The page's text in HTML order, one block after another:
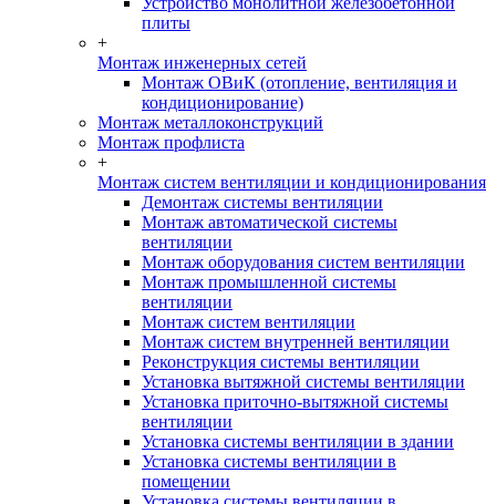
плиты
+
Монтаж инженерных сетей
Монтаж ОВиК (отопление, вентиляция и
кондиционирование)
Монтаж металлоконструкций
Монтаж профлиста
+
Монтаж систем вентиляции и кондиционирования
Демонтаж системы вентиляции
Монтаж автоматической системы
вентиляции
Монтаж оборудования систем вентиляции
Монтаж промышленной системы
вентиляции
Монтаж систем вентиляции
Монтаж систем внутренней вентиляции
Реконструкция системы вентиляции
Установка вытяжной системы вентиляции
Установка приточно-вытяжной системы
вентиляции
Установка системы вентиляции в здании
Установка системы вентиляции в
помещении